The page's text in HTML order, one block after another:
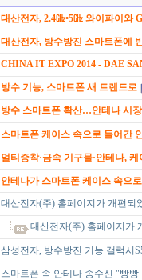
대산전자, 2.4㎓•5㎓ 와이파이
대산전자, 방수방진 스마트폰에
CHINA IT EXPO 2014 - DAE
방수 기능, 스마트폰 새 트렌드로
방수 스마트폰 확산…안테나 시
스마트폰 케이스 속으로 들어간
멀티증착·금속 기구물·안테나,
안테나가 스마트폰 케이스 속
대산전자(주) 홈페이지가 개편되
대산전자(주) 홈페이지가
삼성전자, 방수방진 기능 갤럭
스마트폰 속 안테나 송수신 "빵